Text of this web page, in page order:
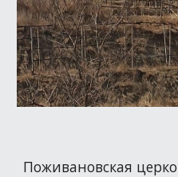
Поживановская